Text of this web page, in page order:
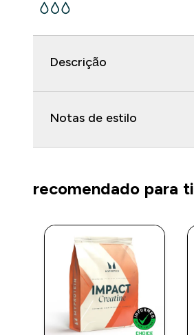
Descrição
Notas de estilo
recomendado para ti